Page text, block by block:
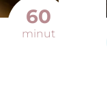
60
minut